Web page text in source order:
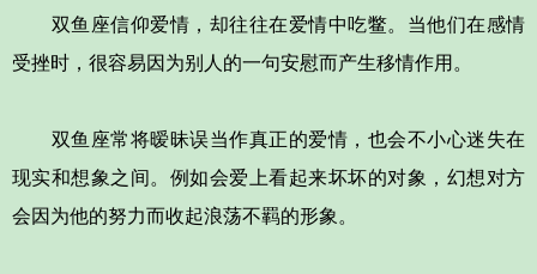
双鱼座信仰爱情，却往往在爱情中吃鳖。当他们在感情
受挫时，很容易因为别人的一句安慰而产生移情作用。
双鱼座常将暧昧误当作真正的爱情，也会不小心迷失在
现实和想象之间。例如会爱上看起来坏坏的对象，幻想对方
会因为他的努力而收起浪荡不羁的形象。